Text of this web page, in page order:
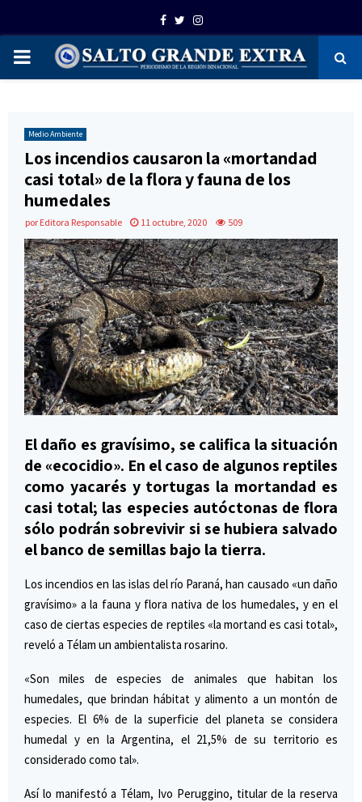
Facebook
TwitterInstagram
PRIMARY
Medio Ambiente
Los incendios causaron la «mortandad
casi total» de la flora y fauna de los
humedales
por Editora Responsable 11 octubre, 2020 509
El daño es gravísimo, se califica la situación
de «ecocidio». En el caso de algunos reptiles
como yacarés y tortugas la mortandad es
casi total; las especies autóctonas de flora
sólo podrán sobrevivir si se hubiera salvado
el banco de semillas bajo la tierra.
Los incendios en las islas del río Paraná, han causado «un daño
gravísimo» a la fauna y flora nativa de los humedales, y en el
caso de ciertas especies de reptiles «la mortand es casi total»,
reveló a Télam un ambientalista rosarino.
«Son miles de especies de animales que habitan los
humedales, que brindan hábitat y alimento a un montón de
especies. El 6% de la superficie del planeta se considera
humedal y en la Argentina, el 21,5% de su territorio es
considerado como tal».
Así lo manifestó a Télam, Ivo Peruggino, titular de la reserva